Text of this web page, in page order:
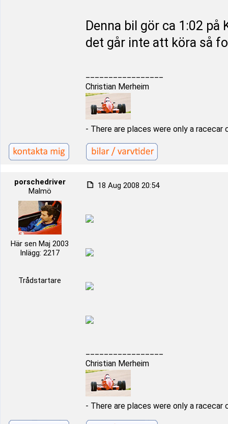
Denna bil gör ca 1:02
det går inte att köra så
Christian Merheim
- There are places were only a racecar
porschedriver
Malmö
Här sen Maj 2003
Inlägg: 2217
Trådstartare
18 Aug 2008 20:54
Christian Merheim
- There are places were only a racecar